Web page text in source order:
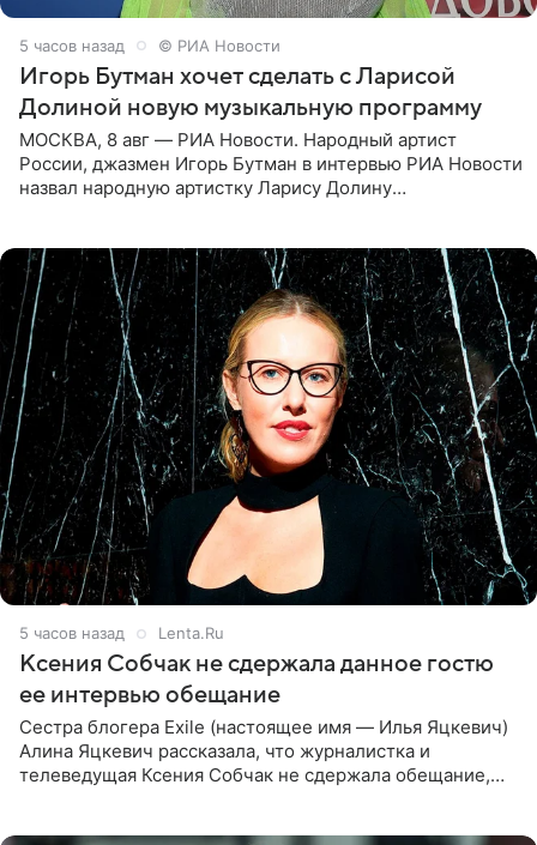
5 часов назад © РИА Новости
Игорь Бутман хочет сделать с Ларисой
Долиной новую музыкальную программу
МОСКВА, 8 авг — РИА Новости. Народный артист
России, джазмен Игорь Бутман в интервью РИА Новости
назвал народную артистку Ларису Долину
5 часов назад Lenta.Ru
Ксения Собчак не сдержала данное гостю
ее интервью обещание
Сестра блогера Exile (настоящее имя — Илья Яцкевич)
Алина Яцкевич рассказала, что журналистка и
телеведущая Ксения Собчак не сдержала обещание,